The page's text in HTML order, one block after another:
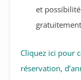
et
Cliquez ici pour
réservation,